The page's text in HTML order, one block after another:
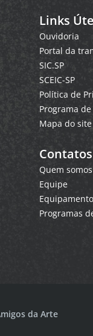
Links
Ouvidoria
Portal da
SIC.SP
SCEIC-SP
Política de
Programa
Mapa do site
Contatos
Quem somos
Equipe
Programas
da Arte